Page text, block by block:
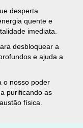
desperta
quente e
imediata.
desbloquear a
e ajuda a
o nosso poder
purificando as
física.